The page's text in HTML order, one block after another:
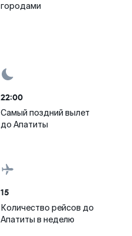
городами
22:00
Самый поздний вылет
до Апатиты
15
Количество рейсов до
Апатиты в неделю